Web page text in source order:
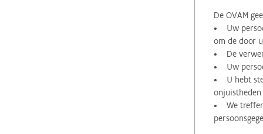
De OVAM
• Uw
om de door
• De
• Uw
• U hebt
onjuistheden
• We treffen